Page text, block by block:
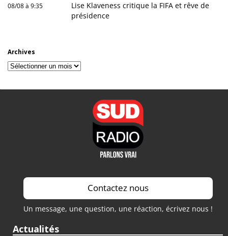
08/08 à 9:35
Lise Klaveness critique la FIFA et rêve de
présidence
Archives
Archives
Contactez nous
Un message, une question, une réaction, écrivez nous !
Actualités